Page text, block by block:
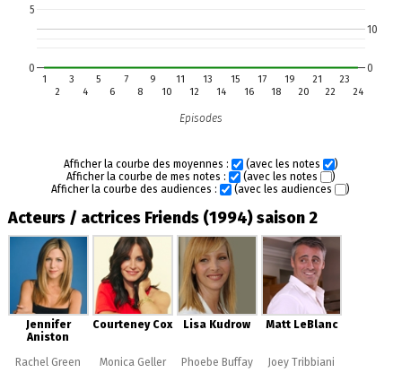
1
2
3
4
5
6
7
8
9
10
11
12
13
14
15
16
17
18
19
20
21
22
23
24
0
5
0
10
Episodes
Afficher la courbe des moyennes : (avec les notes
)
Afficher la courbe de mes notes :
(avec les notes
)
Afficher la courbe des audiences :
(avec les audiences )
Acteurs / actrices Friends (1994) saison 2
Jennifer
Aniston
Rachel Green
Courteney Cox
Monica Geller
Lisa Kudrow
Phoebe Buffay
Matt LeBlanc
Joey Tribbiani